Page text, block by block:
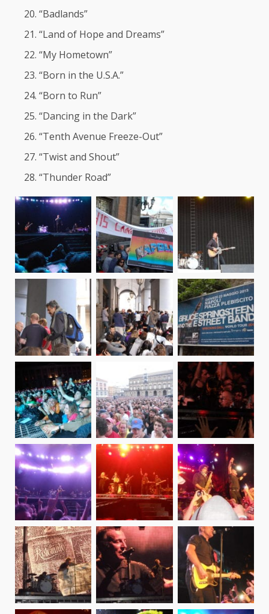
“Badlands”
“Land of Hope and Dreams”
“My Hometown”
“Born in the U.S.A.”
“Born to Run”
“Dancing in the Dark”
“Tenth Avenue Freeze-Out”
“Twist and Shout”
“Thunder Road”